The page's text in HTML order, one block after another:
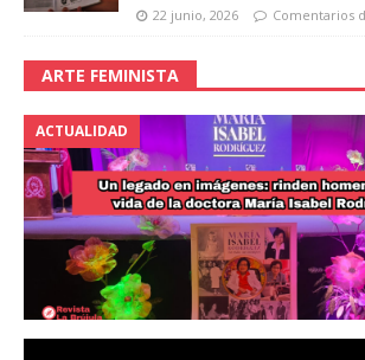
22 junio, 2026 Comentarios
ARTE FEMINISTA
ACTUALIDAD